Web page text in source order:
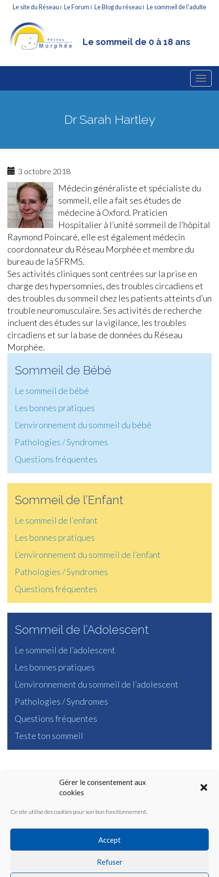
Gérer le consentement aux
cookies
Ce site utilise des cookies pour son bon fonctionnement.
Accept
Refuser
Le site du Réseau Le Forum Le Blog du réseau Le sommeil de l'adulte
Le sommeil de 0 à 18 ans
principal
Dr Sarah Hartley
3 octobre 2018
Médecin généraliste et spécialiste du
sommeil, elle a fait ses études de
médecine à Oxford. Praticien
Hospitalier à l’unité sommeil de l’hôpital
Raymond Poincaré, elle est également médecin
coordonnateur du Réseau Morphée et membre du
bureau de la SFRMS.
Ses activités cliniques sont centrées sur la prise en
charge des hypersomnies, des troubles circadiens et
des troubles du sommeil chez les patients atteints d’un
trouble neuromusculaire. Ses activités de recherche
incluent des études sur la vigilance, les troubles
circadiens et sur la base de données du Réseau
Morphée.
Sommeil de Bébé
Le sommeil de bébé
Les bonnes pratiques
L’environnement du sommeil du bébé
Pathologies / Syndromes
Questions fréquentes
Sommeil de l’Enfant
Le sommeil de l’enfant
Les bonnes pratiques
L’environnement du sommeil de l’enfant
Pathologies / Syndromes
Questions fréquentes
Sommeil de l’Adolescent
Le sommeil de l’adolescent
Les bonnes pratiques
L’environnement du sommeil de l’adolescent
Pathologies / Syndromes
Questions fréquentes
Teste ton sommeil
Découvrez nos forums
Menu
Top Accueil